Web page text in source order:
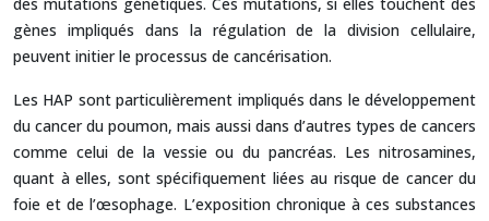
gènes impliqués dans la régulation de la division cellulaire,
peuvent initier le processus de cancérisation.
Les HAP sont particulièrement impliqués dans le développement
du cancer du poumon, mais aussi dans d’autres types de cancers
comme celui de la vessie ou du pancréas. Les nitrosamines,
quant à elles, sont spécifiquement liées au risque de cancer du
foie et de l’œsophage. L’exposition chronique à ces substances